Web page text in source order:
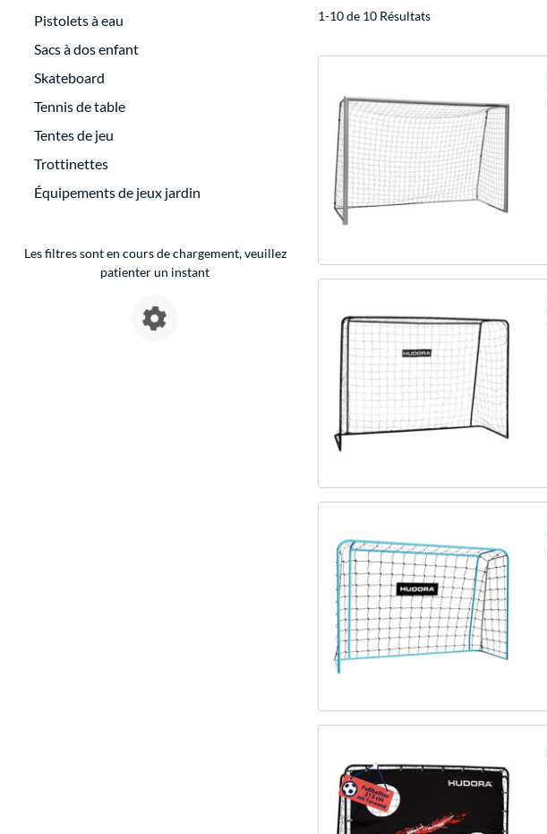
Pistolets à eau
Sacs à dos enfant
Skateboard
Tennis de table
Tentes de jeu
Trottinettes
Équipements de jeux jardin
Les filtres sont en cours de chargement, veuillez
patienter un instant
1-10 de 10 Résultats